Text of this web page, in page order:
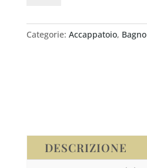
Categorie: Accappatoio, Bagno
DESCRIZIONE